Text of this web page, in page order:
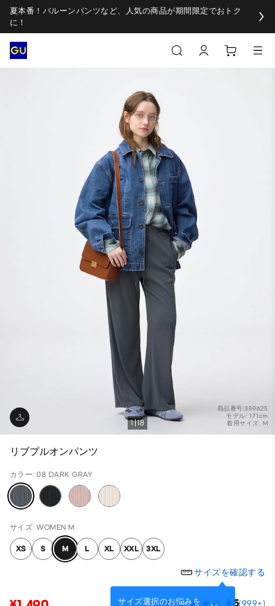
夏本番！バルーンパンツなど、人気の商品が期間限定でおトク
に！
商品番号:359625
モデル: 171cm
着用サイズ: M
1 18
リブプルオンパンツ
カラー: 08 DARK GRAY
サイズ: WOMEN M
XS S M L XL XXL 3XL
サイズを確認する
サイズ選択のお悩みを
4.5(999+)